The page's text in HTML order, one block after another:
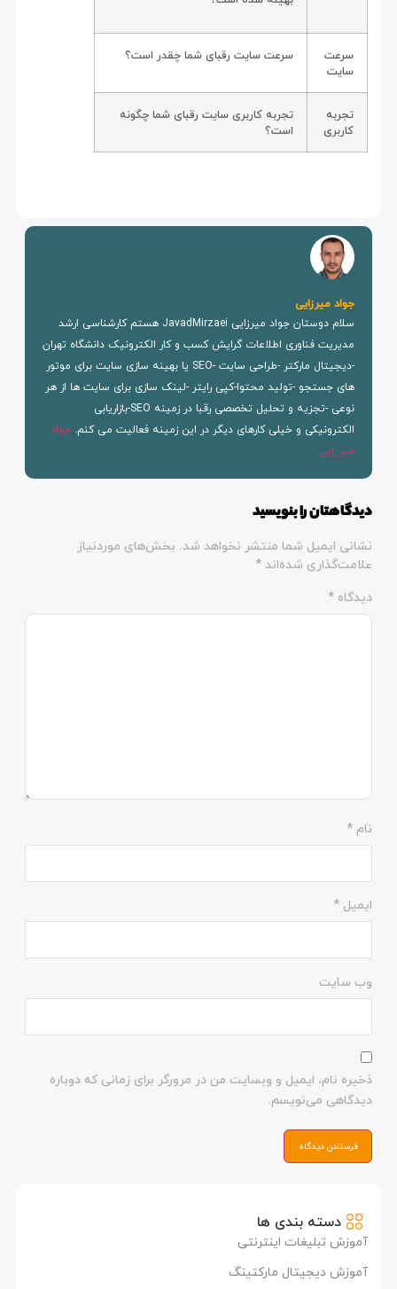
دسته بندی ها
آموزش تبلیغات اینترنتی
آموزش دیجیتال مارکتینگ
سرعت
سایت
سرعت سایت رقبای شما چقدر است؟
تجربه
کاربری
تجربه کاربری سایت رقبای شما چگونه
است؟
جواد میرزایی
سلام دوستان جواد میرزایی JavadMirzaei هستم کارشناسی ارشد
مدیریت فناوری اطلاعات گرایش کسب و کار الکترونیک دانشگاه تهران
-دیجیتال مارکتر -طراحی سایت -SEO یا بهینه سازی سایت برای موتور
های جستجو -تولید محتوا-کپی رایتر -لینک سازی برای سایت ها از هر
نوعی -تجزیه و تحلیل تخصصی رقبا در زمینه SEO-بازاریابی
الکترونیکی و خیلی کارهای دیگر در این زمینه فعالیت می کنم. جواد
میرزایی
دیدگاهتان را بنویسید
نشانی ایمیل شما منتشر نخواهد شد. بخش‌های موردنیاز
علامت‌گذاری شده‌اند *
دیدگاه *
نام *
ایمیل *
وب‌ سایت
ذخیره نام، ایمیل و وبسایت من در مرورگر برای زمانی که دوباره
دیدگاهی می‌نویسم.